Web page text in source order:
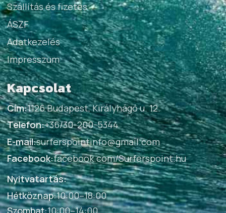
Szállítás és fizetés
ÁSZF
Adatkezelés
Impresszum
Kapcsolat
Cím:1126 Budapest, Királyhágó u. 12.
Telefon:+36/30-200-5344
E-mail:surferspointinfo@gmail.com
Facebook:facebook.com/Surferspoint.hu
Nyitvatartás:
Hétköznap:10:00–18:00